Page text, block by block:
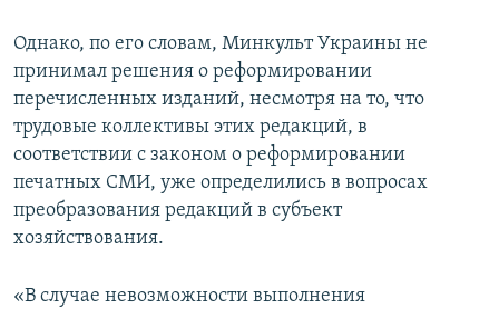
Однако, по его словам, Минкульт Украины не
принимал решения о реформировании
перечисленных изданий, несмотря на то, что
трудовые коллективы этих редакций, в
соответствии с законом о реформировании
печатных СМИ, уже определились в вопросах
преобразования редакций в субъект
хозяйствования.
«В случае невозможности выполнения